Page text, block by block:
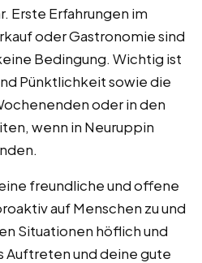
Erste Erfahrungen im
oder Gastronomie sind
Bedingung. Wichtig ist
Pünktlichkeit sowie die
oder in den
wenn in Neuruppin
freundliche und offene
auf Menschen zu und
Situationen höflich und
Auftreten und deine gute